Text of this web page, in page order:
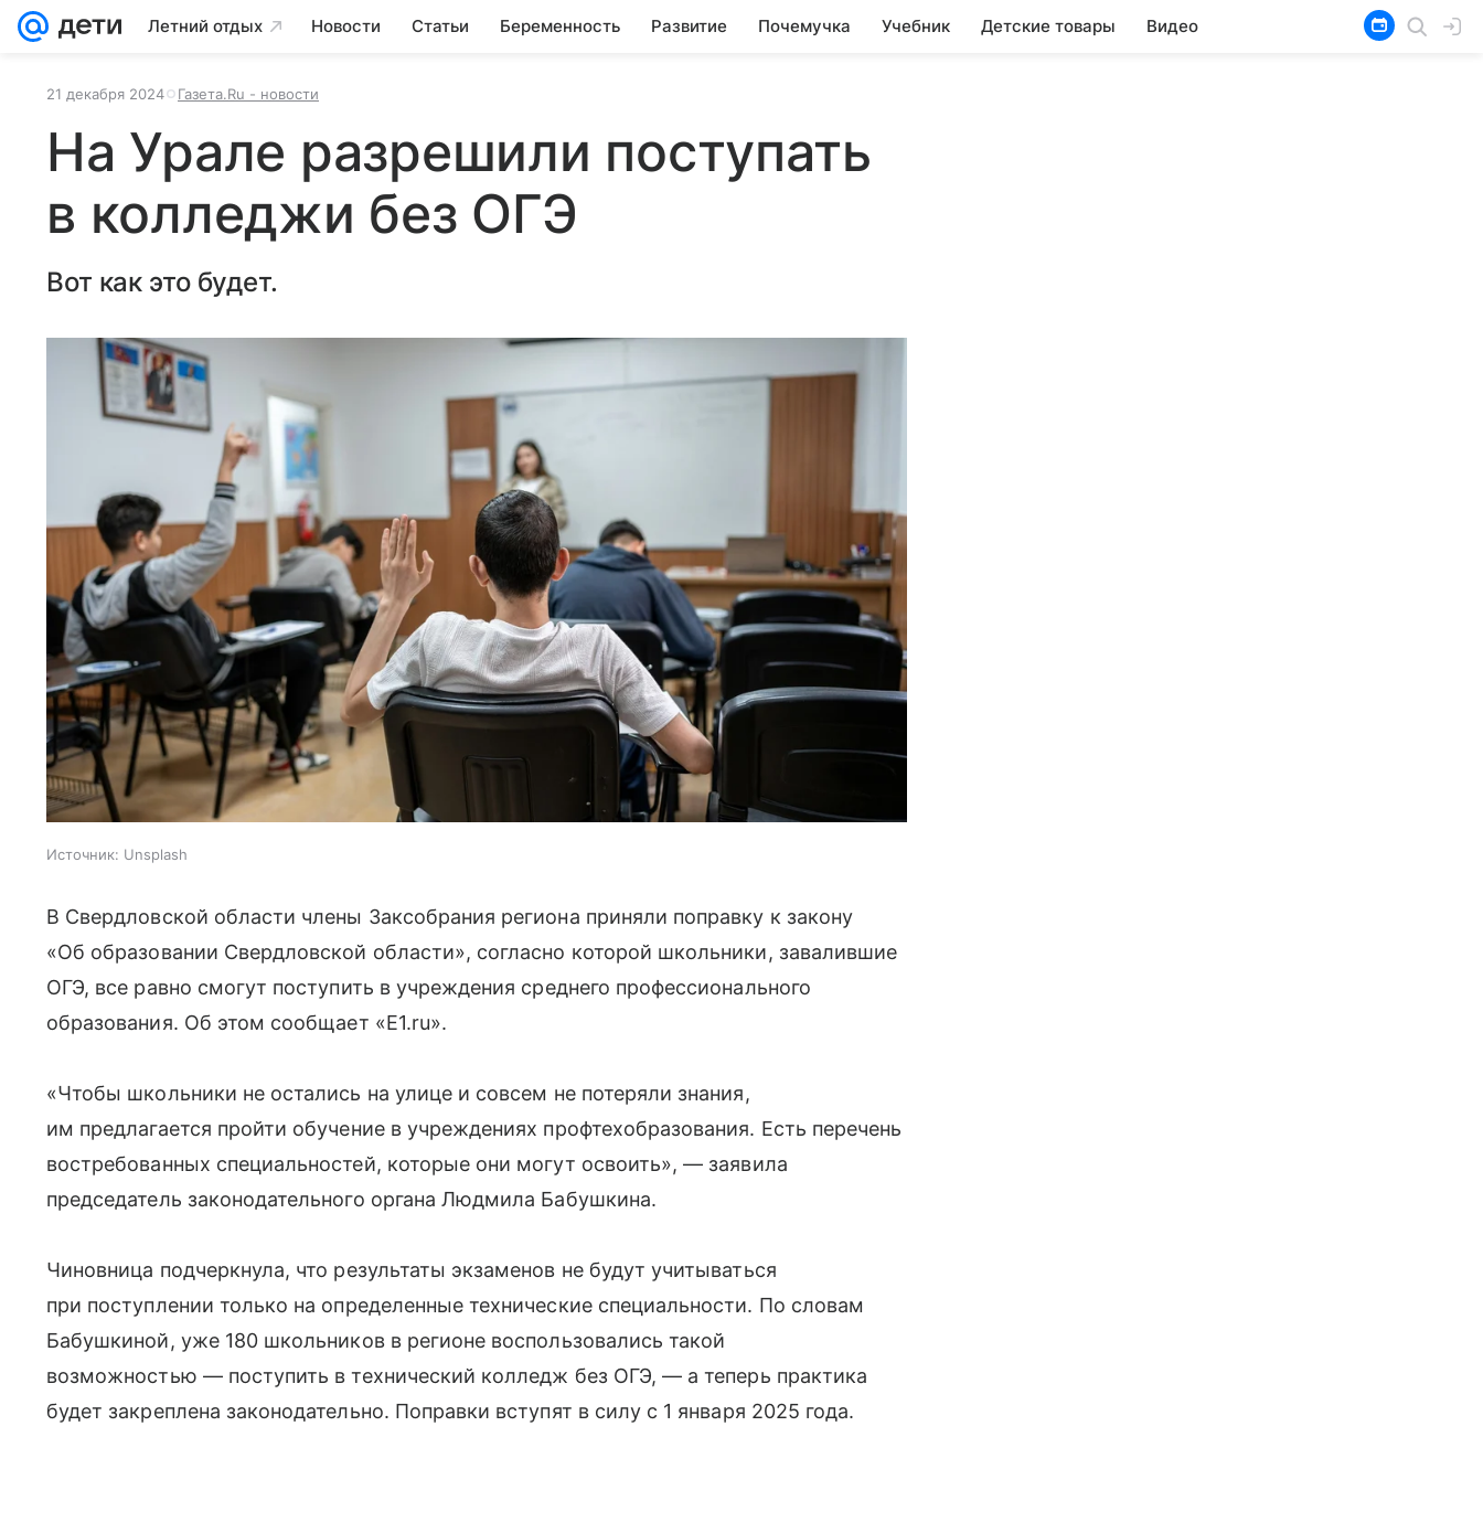
Летний отдых Новости Статьи Беременность Развитие Почемучка Учебник Детские товары Видео
21 декабря 2024 Газета.Ru - новости
На Урале разрешили поступать
в колледжи без ОГЭ
Вот как это будет.
Источник: Unsplash
В Свердловской области члены Заксобрания региона приняли поправку к закону
«Об образовании Свердловской области», согласно которой школьники, завалившие
ОГЭ, все равно смогут поступить в учреждения среднего профессионального
образования. Об этом сообщает «E1.ru».
«Чтобы школьники не остались на улице и совсем не потеряли знания,
им предлагается пройти обучение в учреждениях профтехобразования. Есть перечень
востребованных специальностей, которые они могут освоить», — заявила
председатель законодательного органа Людмила Бабушкина.
Чиновница подчеркнула, что результаты экзаменов не будут учитываться
при поступлении только на определенные технические специальности. По словам
Бабушкиной, уже 180 школьников в регионе воспользовались такой
возможностью — поступить в технический колледж без ОГЭ, — а теперь практика
будет закреплена законодательно. Поправки вступят в силу с 1 января 2025 года.